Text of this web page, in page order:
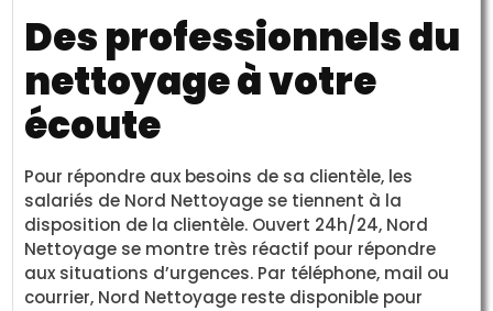
Des professionnels du
nettoyage à votre
écoute
Pour répondre aux besoins de sa clientèle, les
salariés de Nord Nettoyage se tiennent à la
disposition de la clientèle. Ouvert 24h/24, Nord
Nettoyage se montre très réactif pour répondre
aux situations d’urgences. Par téléphone, mail ou
courrier, Nord Nettoyage reste disponible pour